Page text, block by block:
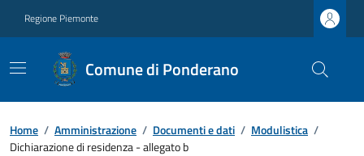
Regione Piemonte
Comune di Ponderano
Home / Amministrazione / Documenti e dati / Modulistica /
Dichiarazione di residenza - allegato b